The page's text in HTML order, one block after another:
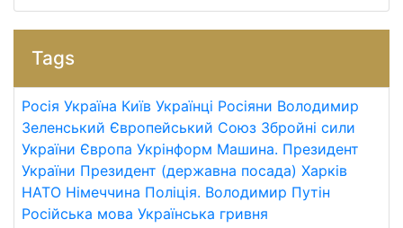
Tags
Росія Україна Київ Українці Росіяни Володимир
Зеленський Європейський Союз Збройні сили
України Європа Укрінформ Машина. Президент
України Президент (державна посада) Харків
НАТО Німеччина Поліція. Володимир Путін
Російська мова Українська гривня